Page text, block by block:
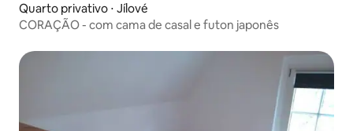
Quarto privativo ⋅ Jílové
CORAÇÃO - com cama de casal e futon japonês